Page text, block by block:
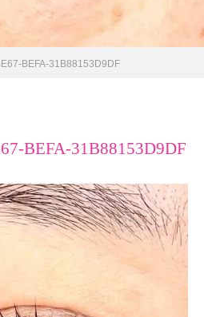
BEFA-31B88153D9DF
BEFA-31B88153D9DF